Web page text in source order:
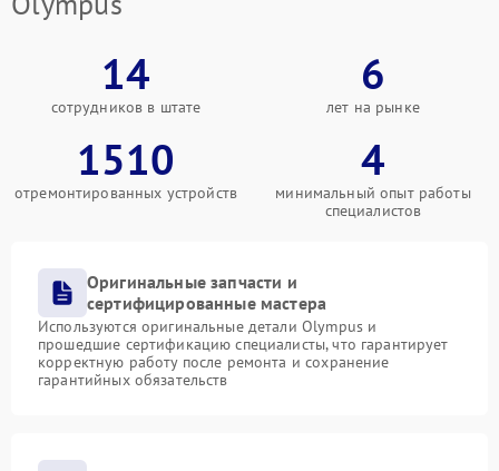
14
сотрудников в штате
6
лет на рынке
1510
отремонтированных устройств
4
минимальный опыт работы
специалистов
Оригинальные запчасти и
сертифицированные мастера
Используются оригинальные детали Olympus и
прошедшие сертификацию специалисты, что гарантирует
корректную работу после ремонта и сохранение
гарантийных обязательств